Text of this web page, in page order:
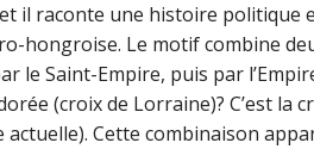
il raconte une histoire politique
hongroise. Le motif combine
le Saint-Empire, puis par
(croix de Lorraine)? C’est
Cette combinaison